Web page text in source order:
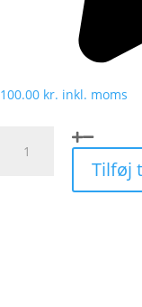
100.00 kr. inkl. moms
Myrelokkedåse
Tilføj